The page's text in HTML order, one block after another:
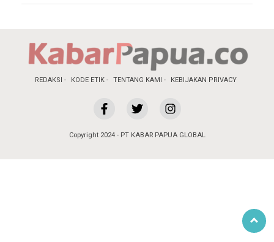
REDAKSI KODE ETIK TENTANG KAMI KEBIJAKAN PRIVACY
Copyright 2024 - PT KABAR PAPUA GLOBAL